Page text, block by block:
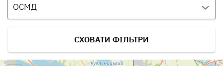
ОСМД
СХОВАТИ ФІЛЬТРИ